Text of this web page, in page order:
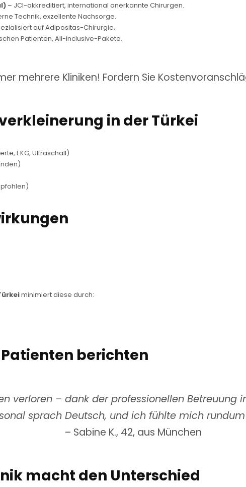
– JCI-akkreditiert, international anerkannte Chirurgen.
Technik, exzellente Nachsorge.
auf Adipositas-Chirurgie.
Patienten, All-inclusive-Pakete.
mehrere Kliniken! Fordern Sie
in der Türkei
EKG, Ultraschall)
minimiert diese durch:
berichten
verloren – dank der professionellen Betreuung
sprach Deutsch, und ich fühlte mich rundum
– Sabine K., 42, aus München
macht den Unterschied